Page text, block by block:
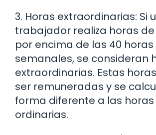
3. Horas extraordinarias: Si
trabajador realiza horas
por encima de las 40 horas
semanales, se consideran
extraordinarias. Estas
ser remuneradas y se
forma diferente a las horas
ordinarias.